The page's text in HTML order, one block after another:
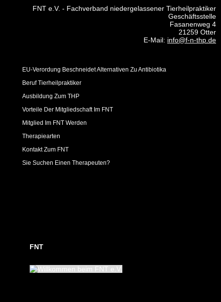
FNT e.V. - Fachverband niedergelassener Tierheilpraktiker
Geschäftsstelle
Fasanenweg 4
21259 Otter
E-Mail: info@f-n-thp.de
EU-Verordung Beschneidet Alternativen Zu Antibiotika
Beruf Tierheilpraktiker
Ausbildung Zum THP
Vorteile Der Mitgliedschaft Im FNT
Mitglied Im FNT Werden
Therapiearten
Kontakt Zum FNT
Sie Suchen Einen Therapeuten?
FNT